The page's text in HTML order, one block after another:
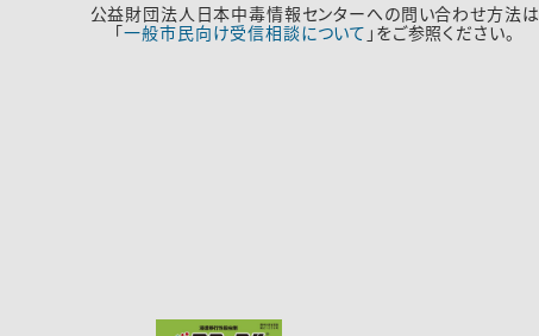
公益財団法人日本中毒情報センターへの問い合わせ方法は
「一般市民向け受信相談について 」をご参照ください。